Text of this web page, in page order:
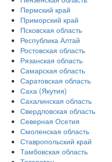
Пермский край
Приморский край
Псковская область
Республика Алтай
Ростовская область
Рязанская область
Самарская область
Саратовская область
Саха (Якутия)
Сахалинская область
Свердловская область
Северная Осетия
Смоленская область
Ставропольский край
Тамбовская область